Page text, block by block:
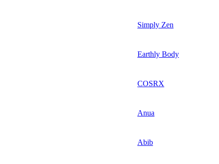
Simply Zen
Earthly Body
COSRX
Anua
Abib